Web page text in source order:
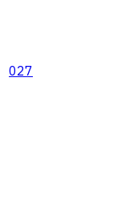
027